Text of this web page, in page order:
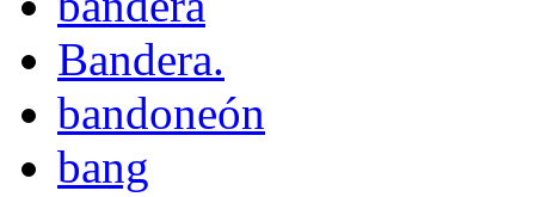
Bandera.
bandoneón
bang